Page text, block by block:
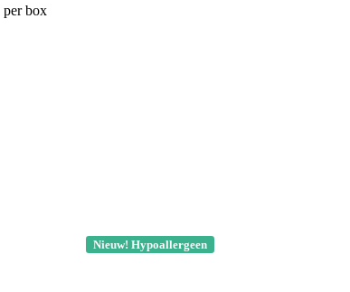
per box
Nieuw! Hypoallergeen